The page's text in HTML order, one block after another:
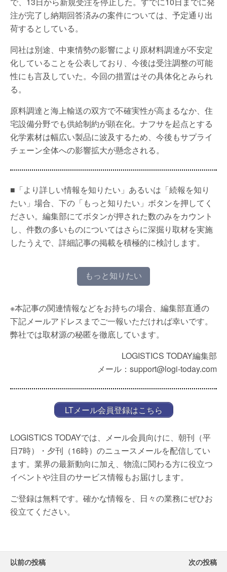
注が完了し納期回答済みの案件については、予定通り出
荷するとしている。
同社は別途、中東情勢の影響により原材料調達が不安定
化していることを公表しており、今後は受注調整の可能
性にも言及していた。今回の措置はその具体化とみられ
る。
原料調達と海上輸送の双方で不確実性が高まるなか、住
宅設備分野でも供給制約が顕在化。ナフサを起点とする
化学素材は幅広い製品に波及するため、今後もサプライ
チェーン全体への影響拡大が懸念される。
■「より詳しい情報を知りたい」あるいは「続報を知り
たい」場合、下の「もっと知りたい」ボタンを押してく
ださい。編集部にてボタンが押された数のみをカウント
し、件数の多いものについてはさらに深掘り取材を実施
したうえで、詳細記事の掲載を積極的に検討します。
もっと知りたい
※本記事の関連情報などをお持ちの場合、編集部直通の
下記メールアドレスまでご一報いただければ幸いです。
弊社では取材源の秘匿を徹底しています。
LOGISTICS TODAY編集部
メール：support@logi-today.com
LTメール会員登録はこちら
LOGISTICS TODAYでは、メール会員向けに、朝刊（平
日7時）・夕刊（16時）のニュースメールを配信してい
ます。業界の最新動向に加え、物流に関わる方に役立つ
イベントや注目のサービス情報もお届けします。
ご登録は無料です。確かな情報を、日々の業務にぜひお
役立てください。
以前の投稿 次の投稿